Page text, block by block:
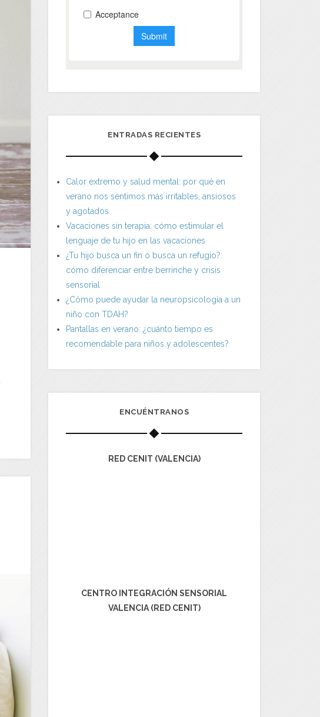
ENTRADAS RECIENTES
Calor extremo y salud mental: por qué en
verano nos sentimos más irritables, ansiosos
y agotados
Vacaciones sin terapia: cómo estimular el
lenguaje de tu hijo en las vacaciones
¿Tu hijo busca un fin o busca un refugio?:
cómo diferenciar entre berrinche y crisis
sensorial
¿Cómo puede ayudar la neuropsicología a un
niño con TDAH?
Pantallas en verano: ¿cuánto tiempo es
recomendable para niños y adolescentes?
ENCUÉNTRANOS
RED CENIT (VALENCIA)
CENTRO INTEGRACIÓN SENSORIAL
VALENCIA (RED CENIT)